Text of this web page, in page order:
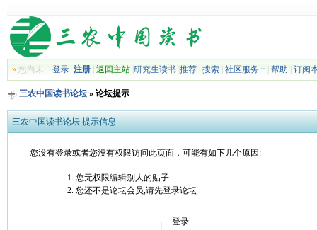
»您尚未 登录 注册| 返回主站| 研究生读书| 推荐| 搜索| 社区服务 帮助 订阅
三农中国读书论坛» 论坛提示
三农中国读书论坛 提示信息
您没有登录或者您没有权限访问此页面，可能有如下几个原因:
您无权限编辑别人的贴子
您还不是论坛会员,请先登录论坛
登录